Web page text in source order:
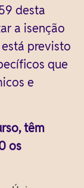
desta
a isenção
previsto
que
e
têm
os